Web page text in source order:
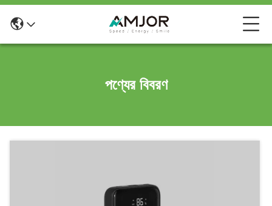
পণ্যের বিবরণ